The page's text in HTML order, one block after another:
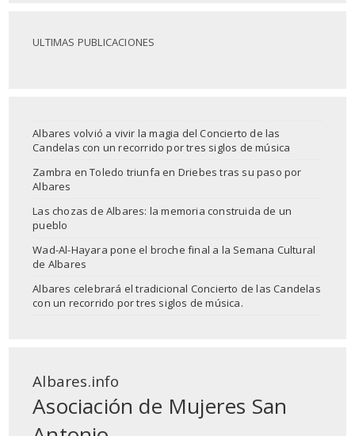
ULTIMAS PUBLICACIONES
Albares volvió a vivir la magia del Concierto de las
Candelas con un recorrido por tres siglos de música
Zambra en Toledo triunfa en Driebes tras su paso por
Albares
Las chozas de Albares: la memoria construida de un
pueblo
Wad-Al-Hayara pone el broche final a la Semana Cultural
de Albares
Albares celebrará el tradicional Concierto de las Candelas
con un recorrido por tres siglos de música.
Albares.info
Asociación de Mujeres San